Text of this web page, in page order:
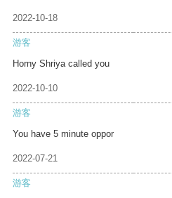
2022-10-18
游客
Horny Shriya called you
2022-10-10
游客
You have 5 minute oppor
2022-07-21
游客